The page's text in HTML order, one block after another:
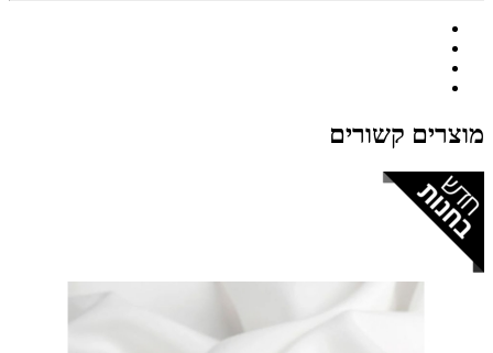
מוצרים קשורים